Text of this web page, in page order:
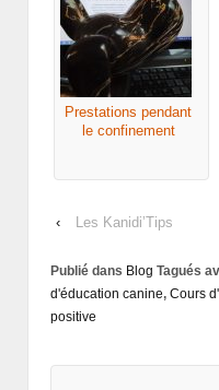
Prestations pendant
le confinement
‹ Les Kanidi’Tips
Publié dans Blog Tagués
d'éducation canine, Cours
positive